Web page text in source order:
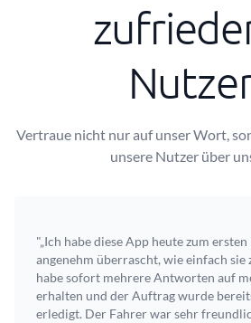
Vertraue nicht nur auf unser Wort,
unsere Nutzer über
"„Ich habe diese App heute zum
angenehm überrascht, wie einfach sie
habe sofort mehrere Antworten auf
erhalten und der Auftrag wurde
erledigt. Der Fahrer war sehr